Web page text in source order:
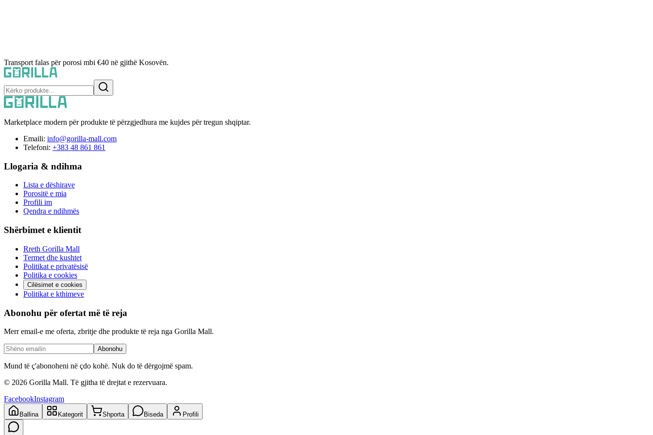
Transport falas për porosi mbi €40 në gjithë Kosovën.
Marketplace modern për produkte të përzgjedhura me kujdes për tregun shqiptar.
Emaili: info@gorilla-mall.com
Telefoni: +383 48 861 861
Llogaria & ndihma
Lista e dëshirave
Porositë e mia
Profili im
Qendra e ndihmës
Shërbimet e klientit
Rreth Gorilla Mall
Termet dhe kushtet
Politikat e privatësisë
Politika e cookies
Cilësimet e cookies
Politikat e kthimeve
Abonohu për ofertat më të reja
Merr email-e me oferta, zbritje dhe produkte të reja nga Gorilla Mall.
Abonohu
Mund të ç'abonoheni në çdo kohë. Nuk do të dërgojmë spam.
© 2026 Gorilla Mall. Të gjitha të drejtat e rezervuara.
FacebookInstagram
Ballina Kategorit Shporta Biseda Profili